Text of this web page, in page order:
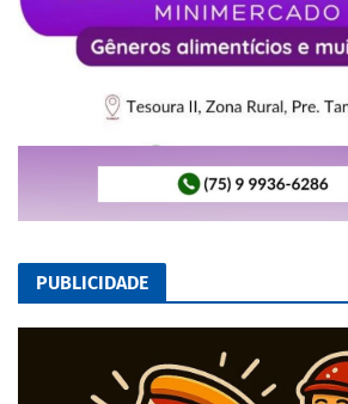
PUBLICIDADE